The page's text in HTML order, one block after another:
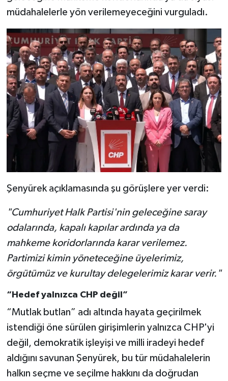
müdahalelerle yön verilemeyeceğini vurguladı.
Şenyürek açıklamasında şu görüşlere yer verdi:
"Cumhuriyet Halk Partisi'nin geleceğine saray
odalarında, kapalı kapılar ardında ya da
mahkeme koridorlarında karar verilemez.
Partimizi kimin yöneteceğine üyelerimiz,
örgütümüz ve kurultay delegelerimiz karar verir."
“Hedef yalnızca CHP değil”
“Mutlak butlan” adı altında hayata geçirilmek
istendiği öne sürülen girişimlerin yalnızca CHP'yi
değil, demokratik işleyişi ve milli iradeyi hedef
aldığını savunan Şenyürek, bu tür müdahalelerin
halkın seçme ve seçilme hakkını da doğrudan